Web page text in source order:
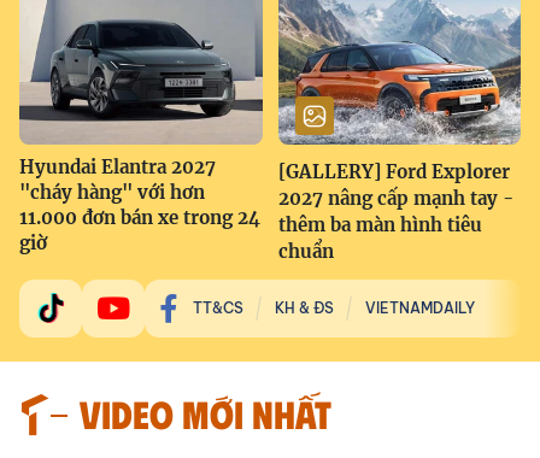
Hyundai Elantra 2027
"cháy hàng" với hơn
11.000 đơn bán xe trong 24
giờ
[GALLERY] Ford Explorer
2027 nâng cấp mạnh tay -
thêm ba màn hình tiêu
chuẩn
TT&CS KH & ĐS VIETNAMDAILY
VIDEO MỚI NHẤT